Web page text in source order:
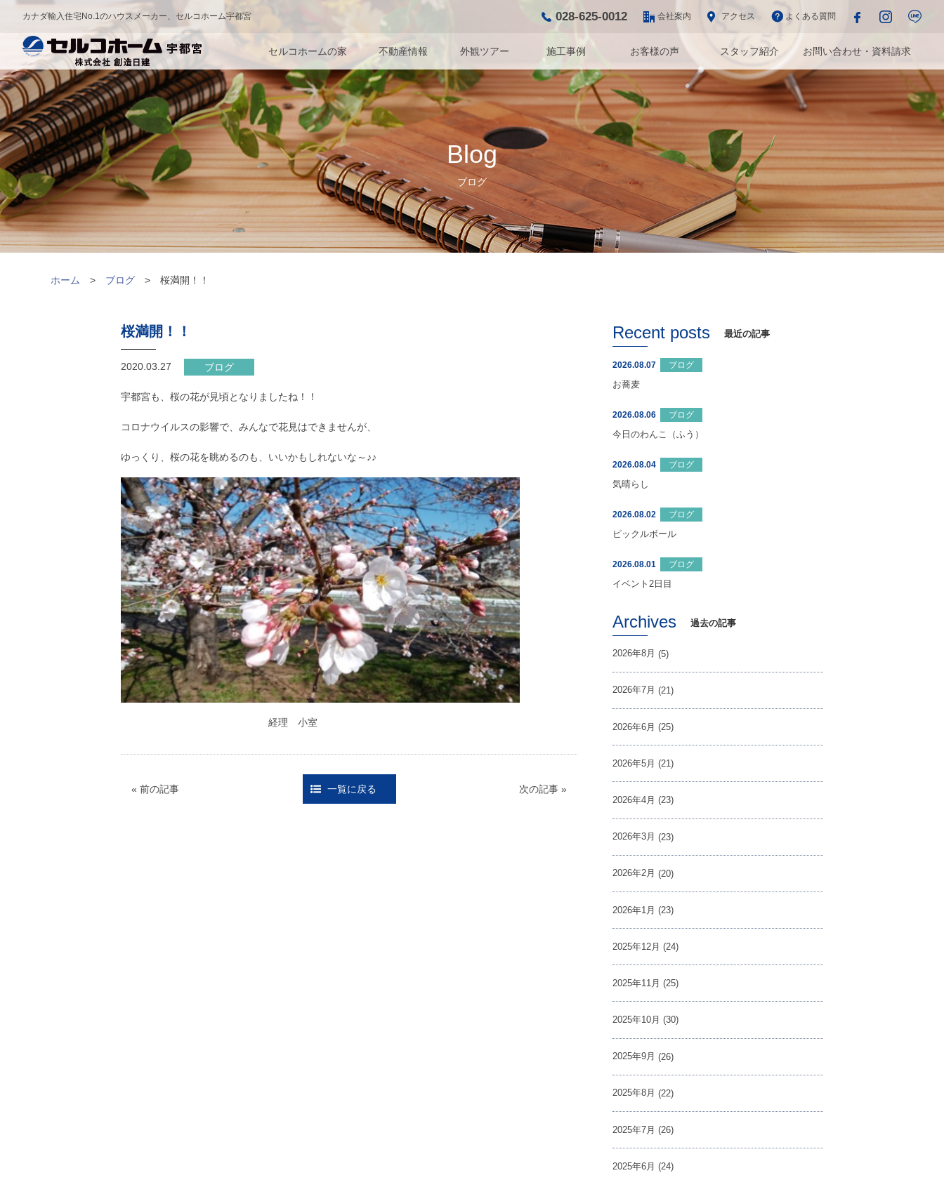
カナダ輸入住宅No.1のハウスメーカー、セルコホーム宇都宮 028-625-0012 会社案内 アクセス よくある質問
セルコホームの家 不動産情報 外観ツアー 施工事例 お客様の声 スタッフ紹介 お問い合わせ・資料請求
Blog
ブログ
ホーム ブログ 桜満開！！
桜満開！！
2020.03.27 ブログ
宇都宮も、桜の花が見頃となりましたね！！
コロナウイルスの影響で、みんなで花見はできませんが、
ゆっくり、桜の花を眺めるのも、いいかもしれないな～♪♪
経理 小室
« 前の記事 一覧に戻る 次の記事 »
Recent posts 最近の記事
2026.08.07
ブログ
お蕎麦
2026.08.06
ブログ
今日のわんこ（ふう）
2026.08.04
ブログ
気晴らし
2026.08.02
ブログ
ピックルボール
2026.08.01
ブログ
イベント2日目
Archives 過去の記事
2026年8月 (5)
2026年7月 (21)
2026年6月 (25)
2026年5月 (21)
2026年4月 (23)
2026年3月 (23)
2026年2月 (20)
2026年1月 (23)
2025年12月 (24)
2025年11月 (25)
2025年10月 (30)
2025年9月 (26)
2025年8月 (22)
2025年7月 (26)
2025年6月 (24)